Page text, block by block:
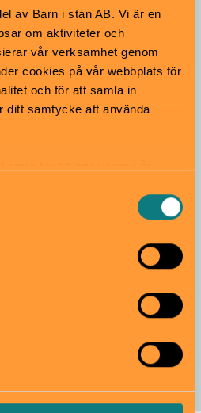
av Barn i stan AB. Vi är en
om aktiviteter och
vår verksamhet genom
cookies på vår webbplats för
och för att samla in
ditt samtycke att använda
för sociala medier. Vi
identifierare och annan
till de sociala medier och
som vi samarbetar med.
eller som de har
17 augusti Gratis 6–10 år
Stadsbiblioteket i Uppsala
pyssel!
Från 5 år
Stadsbiblioteket i Uppsala